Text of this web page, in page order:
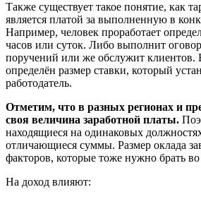
Также существует такое понятие, как
является платой за выполненную в
Например, человек проработает
часов или суток. Либо выполнит
поручений или же обслужит клиентов.
определён размер ставки, который
работодатель.
Отметим, что в разных регионах и
своя величина заработной платы.
находящиеся на одинаковых
отличающиеся суммы. Размер оклада
факторов, которые тоже нужно брать
На доход влияют: